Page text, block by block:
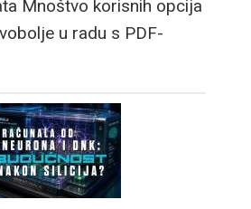
Mnoštvo korisnih opcija
u radu s PDF-